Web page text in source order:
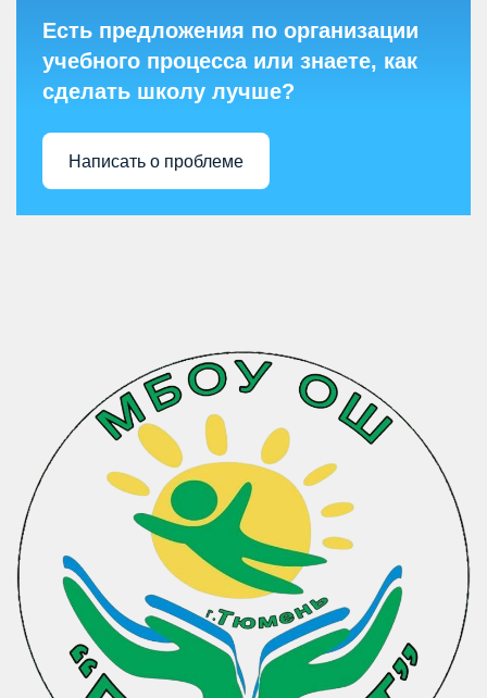
Есть предложения по организации
учебного процесса или знаете, как
сделать школу лучше?
Написать о проблеме